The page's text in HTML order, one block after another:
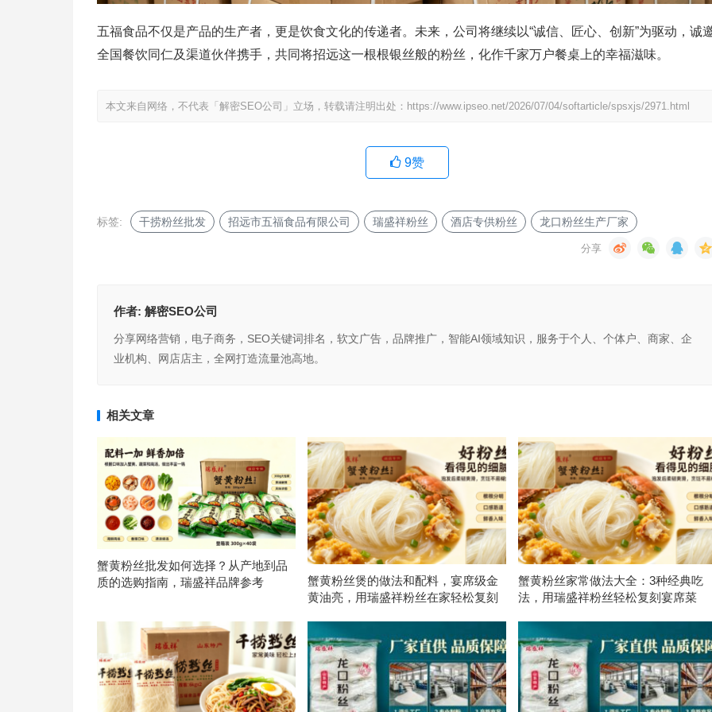
五福食品不仅是产品的生产者，更是饮食文化的传递者。未来，公司将继续以“诚信、匠心、创新”为驱动，诚
全国餐饮同仁及渠道伙伴携手，共同将招远这一根根银丝般的粉丝，化作千家万户餐桌上的幸福滋味。
本文来自网络，不代表「解密SEO公司」立场，转载请注明出处：https://www.ipseo.net/2026/07/04/softarticle/spsxjs/2971.html
9赞
标签: 干捞粉丝批发 招远市五福食品有限公司 瑞盛祥粉丝 酒店专供粉丝 龙口粉丝生产厂家
作者: 解密SEO公司
分享网络营销，电子商务，SEO关键词排名，软文广告，品牌推广，智能AI领域知识，服务于个人、个体户、商家、企
业机构、网店店主，全网打造流量池高地。
相关文章
蟹黄粉丝批发如何选择？从产地到品
质的选购指南，瑞盛祥品牌参考
蟹黄粉丝煲的做法和配料，宴席级金
黄油亮，用瑞盛祥粉丝在家轻松复刻
蟹黄粉丝家常做法大全：3种经典吃
法，用瑞盛祥粉丝轻松复刻宴席菜